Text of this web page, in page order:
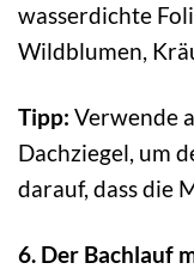
wasserdichte
Wildblumen,
Tipp: Verwende
Dachziegel, um
darauf, dass die
6. Der Bachlauf